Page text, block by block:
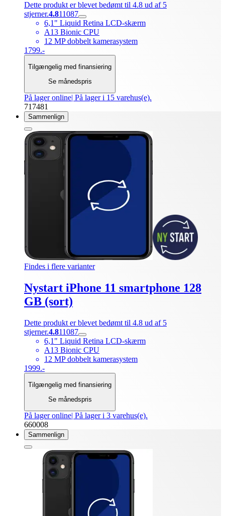
Dette produkt er blevet bedømt til 4.8 ud af 5
stjerner.4.811087
6,1" Liquid Retina LCD-skærm
A13 Bionic CPU
12 MP dobbelt kamerasystem
1799.-
Tilgængelig med finansiering
Se månedspris
På lager online| På lager i 15 varehus(e).
717481
Sammenlign
Findes i flere varianter
Nystart iPhone 11 smartphone 128
GB (sort)
Dette produkt er blevet bedømt til 4.8 ud af 5
stjerner.4.811087
6,1" Liquid Retina LCD-skærm
A13 Bionic CPU
12 MP dobbelt kamerasystem
1999.-
Tilgængelig med finansiering
Se månedspris
På lager online| På lager i 3 varehus(e).
660008
Sammenlign